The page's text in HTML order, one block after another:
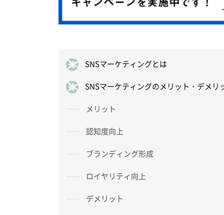
SNSマーケティングとは
SNSマーケティングのメリット・デメリ
メリット
認知度向上
ブランディング形成
ロイヤリティ向上
デメリット